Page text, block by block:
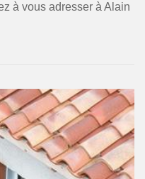
à vous adresser à Alain